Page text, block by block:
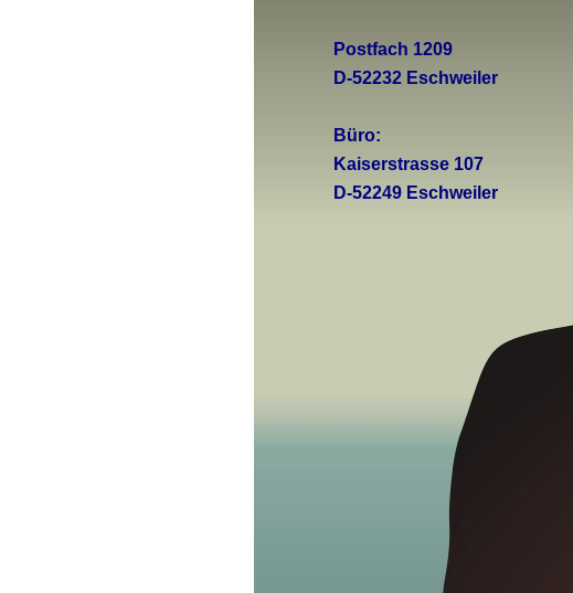
Postfach 1209
D-52232 Eschweiler
Büro:
Kaiserstrasse 107
D-52249 Eschweiler